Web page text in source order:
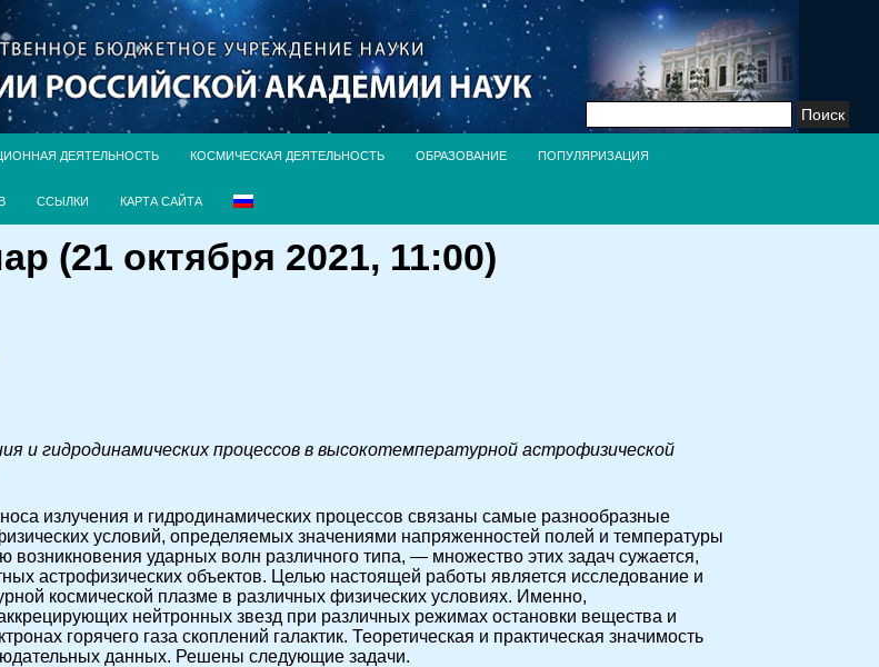
Найти:
ДЕЯТЕЛЬНОСТЬ КОСМИЧЕСКАЯ ДЕЯТЕЛЬНОСТЬ ОБРАЗОВАНИЕ ПОПУЛЯРИЗАЦИЯ
ССЫЛКИ КАРТА САЙТА
(21 октября 2021, 11:00)
и гидродинамических процессов в высокотемпературной астрофизической
излучения и гидродинамических процессов связаны самые разнообразные
условий, определяемых значениями напряженностей полей и температуры
ударных волн различного типа, — множество этих задач сужается,
астрофизических объектов. Целью настоящей работы является исследование и
космической плазме в различных физических условиях. Именно,
нейтронных звезд при различных режимах остановки вещества и
горячего газа скоплений галактик. Теоретическая и практическая значимость
данных. Решены следующие задачи.